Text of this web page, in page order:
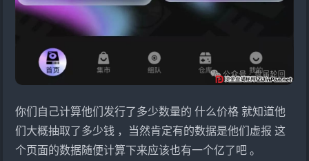
你们自己计算他们发行了多少数量的 什么价格 就知道他
们大概抽取了多少钱 ，当然肯定有的数据是他们虚报 这
个页面的数据随便计算下来应该也有一个亿了吧 。